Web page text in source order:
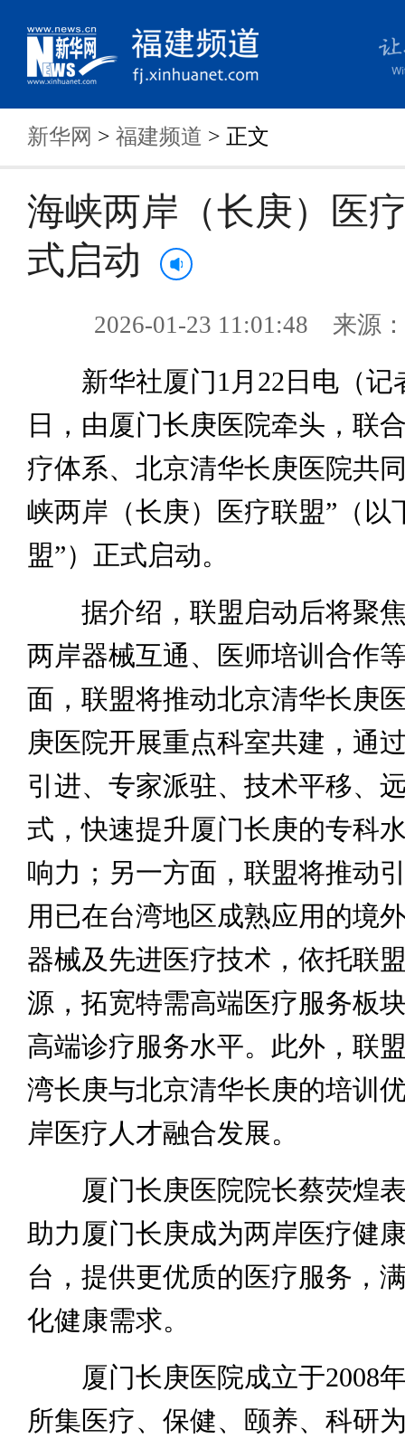
新华网 > 福建频道 > 正文
海峡两岸（长庚）医
式启动
2026-01-23 11:01:48 来源
新华社厦门1月22日电（记
日，由厦门长庚医院牵头，联
疗体系、北京清华长庚医院共
峡两岸（长庚）医疗联盟”（以
盟”）正式启动。
据介绍，联盟启动后将聚焦
两岸器械互通、医师培训合作
面，联盟将推动北京清华长庚
庚医院开展重点科室共建，通
引进、专家派驻、技术平移、
式，快速提升厦门长庚的专科
响力；另一方面，联盟将推动
用已在台湾地区成熟应用的境
器械及先进医疗技术，依托联
源，拓宽特需高端医疗服务板
高端诊疗服务水平。此外，联
湾长庚与北京清华长庚的培训
岸医疗人才融合发展。
厦门长庚医院院长蔡荧煌表
助力厦门长庚成为两岸医疗健
台，提供更优质的医疗服务，
化健康需求。
厦门长庚医院成立于2008
所集医疗、保健、颐养、科研